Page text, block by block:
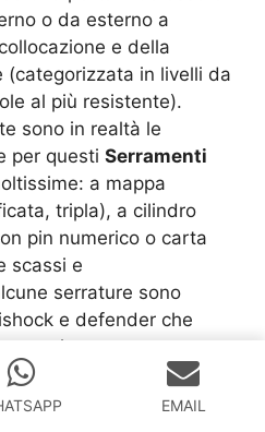
o da esterno a
e della
(categorizzata in livelli da
al più resistente).
sono in realtà le
per questi Serramenti
a mappa
tripla), a cilindro
pin numerico o carta
scassi e
serrature sono
e defender che
per finestre che ti
installare le grate.
EMAIL